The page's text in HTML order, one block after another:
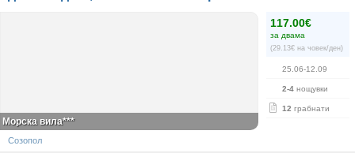
117.00€
за двама
(29.13€ на човек/ден)
25.06-12.09
2-4 нощувки
12 грабнати
Морска вила***
Созопол